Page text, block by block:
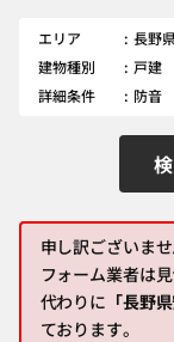
エリア
長野
建物種別
戸建
詳細条件
防音
申し訳ございま
フォーム業者は
代わりに 「長野
ております。